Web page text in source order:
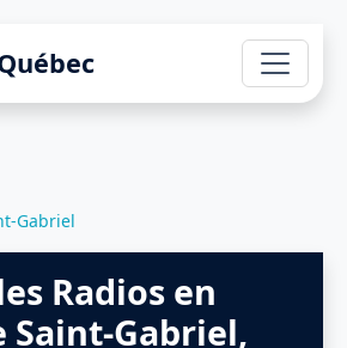
Gabriel
Radios en
Saint-Gabriel,